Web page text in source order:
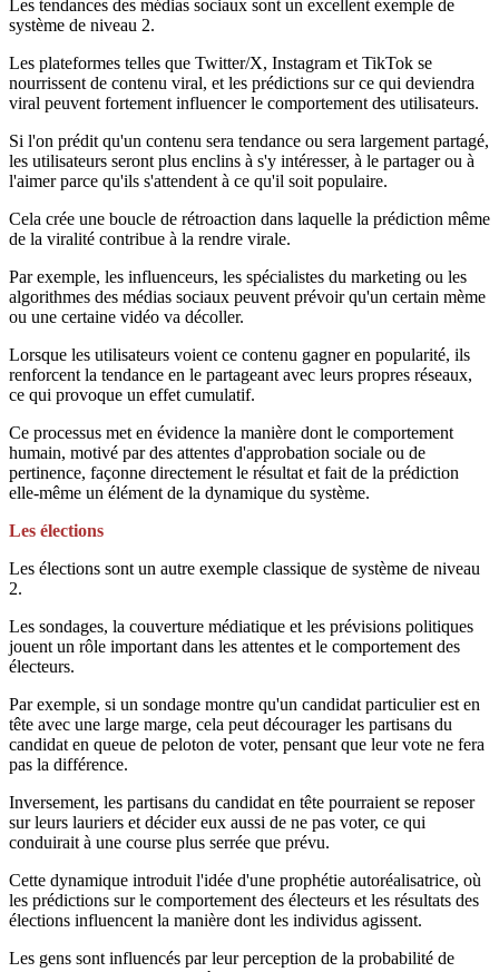
Les tendances des médias sociaux sont un excellent exemple de
système de niveau 2.
Les plateformes telles que Twitter/X, Instagram et TikTok se
nourrissent de contenu viral, et les prédictions sur ce qui deviendra
viral peuvent fortement influencer le comportement des utilisateurs.
Si l'on prédit qu'un contenu sera tendance ou sera largement partagé,
les utilisateurs seront plus enclins à s'y intéresser, à le partager ou à
l'aimer parce qu'ils s'attendent à ce qu'il soit populaire.
Cela crée une boucle de rétroaction dans laquelle la prédiction même
de la viralité contribue à la rendre virale.
Par exemple, les influenceurs, les spécialistes du marketing ou les
algorithmes des médias sociaux peuvent prévoir qu'un certain mème
ou une certaine vidéo va décoller.
Lorsque les utilisateurs voient ce contenu gagner en popularité, ils
renforcent la tendance en le partageant avec leurs propres réseaux,
ce qui provoque un effet cumulatif.
Ce processus met en évidence la manière dont le comportement
humain, motivé par des attentes d'approbation sociale ou de
pertinence, façonne directement le résultat et fait de la prédiction
elle-même un élément de la dynamique du système.
Les élections
Les élections sont un autre exemple classique de système de niveau
2.
Les sondages, la couverture médiatique et les prévisions politiques
jouent un rôle important dans les attentes et le comportement des
électeurs.
Par exemple, si un sondage montre qu'un candidat particulier est en
tête avec une large marge, cela peut décourager les partisans du
candidat en queue de peloton de voter, pensant que leur vote ne fera
pas la différence.
Inversement, les partisans du candidat en tête pourraient se reposer
sur leurs lauriers et décider eux aussi de ne pas voter, ce qui
conduirait à une course plus serrée que prévu.
Cette dynamique introduit l'idée d'une prophétie autoréalisatrice, où
les prédictions sur le comportement des électeurs et les résultats des
élections influencent la manière dont les individus agissent.
Les gens sont influencés par leur perception de la probabilité de